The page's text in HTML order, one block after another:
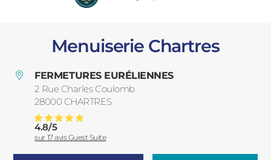
Menuiserie Chartres
FERMETURES EURÉLIENNES
2 Rue Charles Coulomb
28000 CHARTRES
France
Menuiserie Chartres
Note moyenne :
4.8/5
sur 17avis Guest Suite
PVC
CARPORTS
CLÔTURES